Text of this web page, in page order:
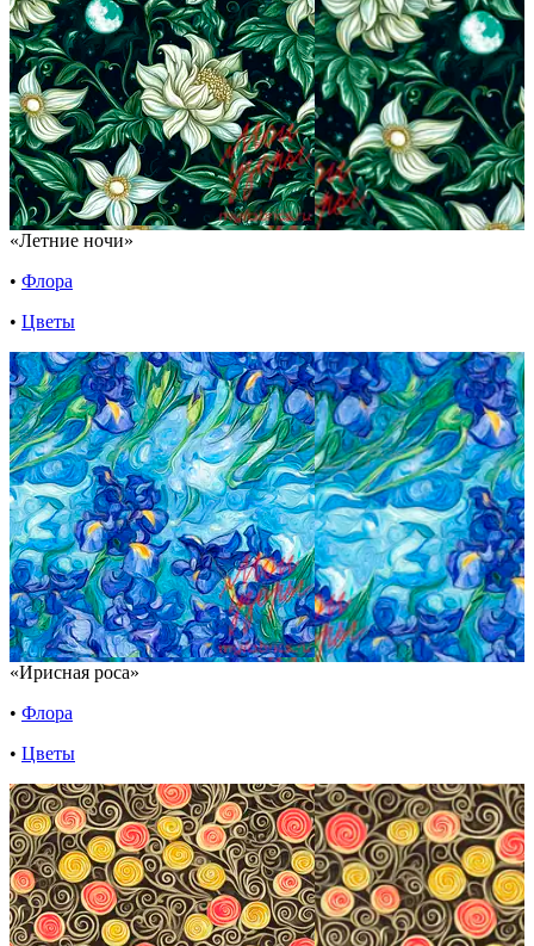
«Летние ночи»
• Флора
• Цветы
«Ирисная роса»
• Флора
• Цветы